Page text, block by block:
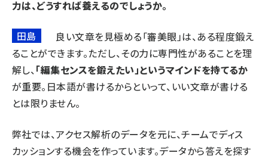
力は、どうすれば養えるのでしょうか。
田島
良い文章を見極める「審美眼」は、ある程度鍛え
ることができます。ただし、その力に専門性があることを理
解し、 「編集センスを鍛えたい」というマインドを持てるか
が重要。日本語が書けるからといって、いい文章が書ける
とは限りません。
弊社では、アクセス解析のデータを元に、チームでディス
カッションする機会を作っています。データから答えを探す